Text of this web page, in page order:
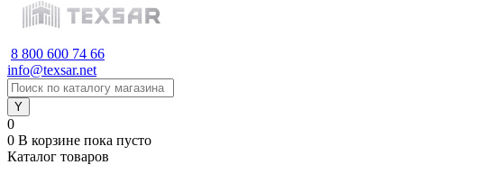
8 800 600 74 66
info@texsar.net
0
0 В корзине пока пусто
Каталог товаров